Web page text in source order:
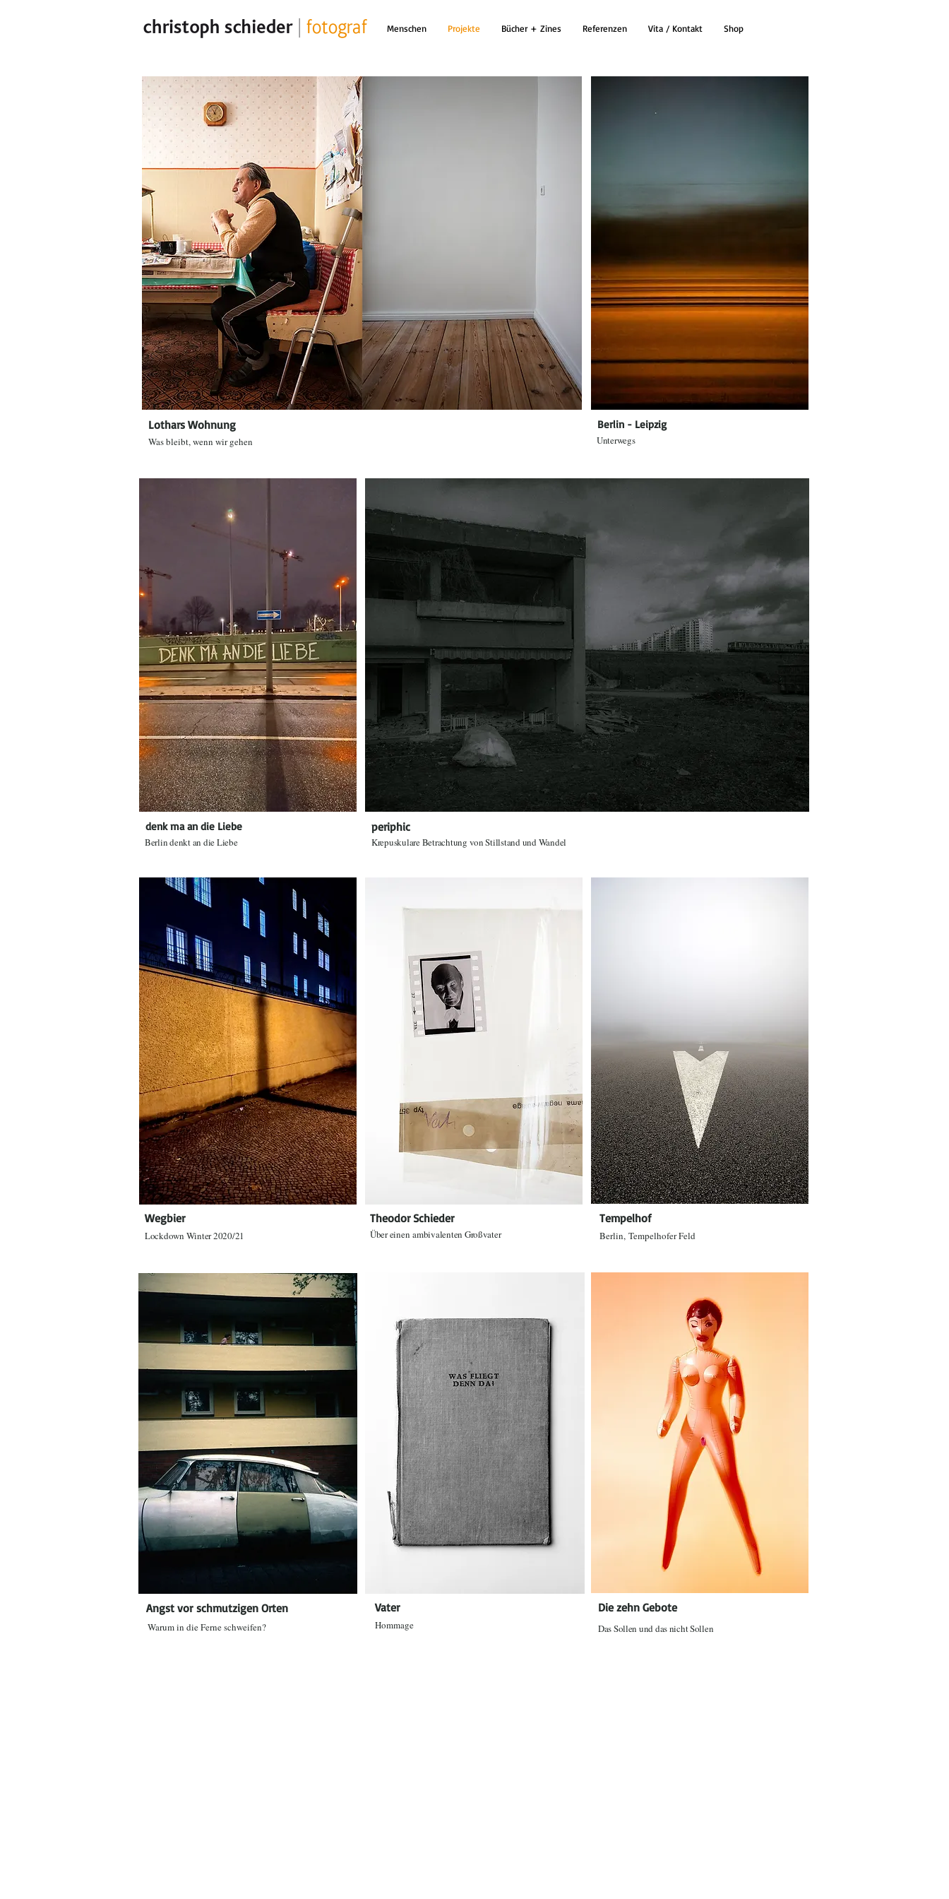
Menschen Projekte Bücher + Zines Referenzen Vita / Kontakt Shop
Lothars Wohnung
Was bleibt, wenn wir gehen
Berlin - Leipzig
Unterwegs
denk ma an die Liebe
Berlin denkt an die Liebe
periphic
Krepuskulare Betrachtung von Stillstand und Wandel
Wegbier
Lockdown Winter 2020/21
Theodor Schieder
Über einenambivalenten Großvater
Angst vor schmutzigen Orten
Warum in die Ferne schweifen?
Vater
Hommage
Tempelhof
Berlin, Tempelhofer Feld
Die zehn Gebote
Das Sollen und das nicht Sollen